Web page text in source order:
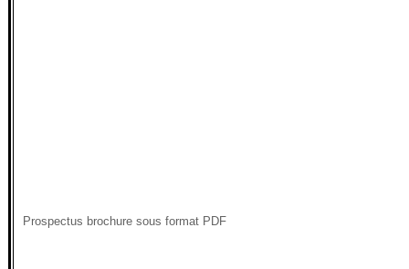
Prospectus brochure sous format PDF